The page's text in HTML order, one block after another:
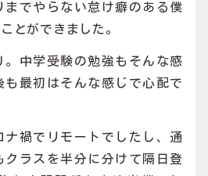
までやらない怠け癖のある僕
とができました。
。中学受験の勉強もそんな感
も最初はそんな感じで心配で
ナ禍でリモートでしたし、通
クラスを半分に分けて隔日登